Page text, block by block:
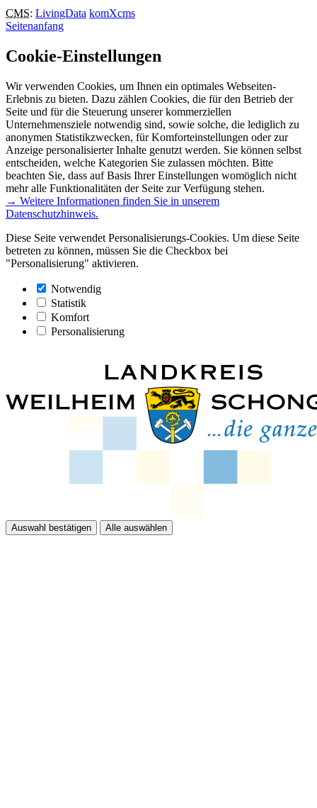
CMS: LivingData komXcms
Seitenanfang
Cookie-Einstellungen
Wir verwenden Cookies, um Ihnen ein optimales Webseiten-
Erlebnis zu bieten. Dazu zählen Cookies, die für den Betrieb der
Seite und für die Steuerung unserer kommerziellen
Unternehmensziele notwendig sind, sowie solche, die lediglich zu
anonymen Statistikzwecken, für Komforteinstellungen oder zur
Anzeige personalisierter Inhalte genutzt werden. Sie können selbst
entscheiden, welche Kategorien Sie zulassen möchten. Bitte
beachten Sie, dass auf Basis Ihrer Einstellungen womöglich nicht
mehr alle Funktionalitäten der Seite zur Verfügung stehen.
→ Weitere Informationen finden Sie in unserem
Datenschutzhinweis.
Diese Seite verwendet Personalisierungs-Cookies. Um diese Seite
betreten zu können, müssen Sie die Checkbox bei
"Personalisierung" aktivieren.
Notwendig
Statistik
Komfort
Personalisierung
Auswahl bestätigen Alle auswählen